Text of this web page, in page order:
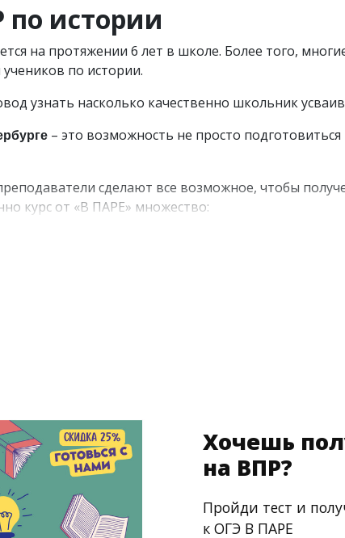
по истории
на протяжении 6 лет в школе. Более того,
по истории.
узнать насколько качественно школьник
– это возможность не просто
сделают все возможное, чтобы
курс от «В ПАРЕ» множество:
методика, позволяющая добиться
Хочешь
на ВПР?
Пройди тест и
к ОГЭ В ПАРЕ